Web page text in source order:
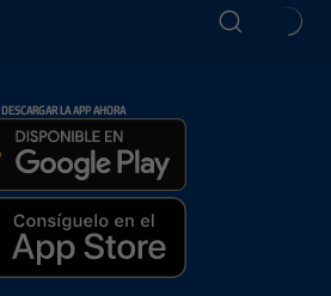
DESCARGAR LA APP AHORA